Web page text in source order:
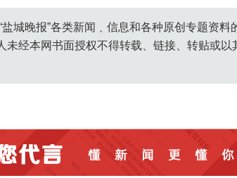
城晚报”各类新闻﹑信息和各种原创专题资
经本网书面授权不得转载、链接、转贴或以